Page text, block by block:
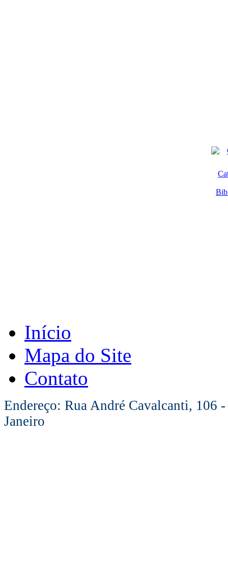
Início
Mapa do Site
Contato
Endereço: Rua André Cavalcanti, 106
Janeiro